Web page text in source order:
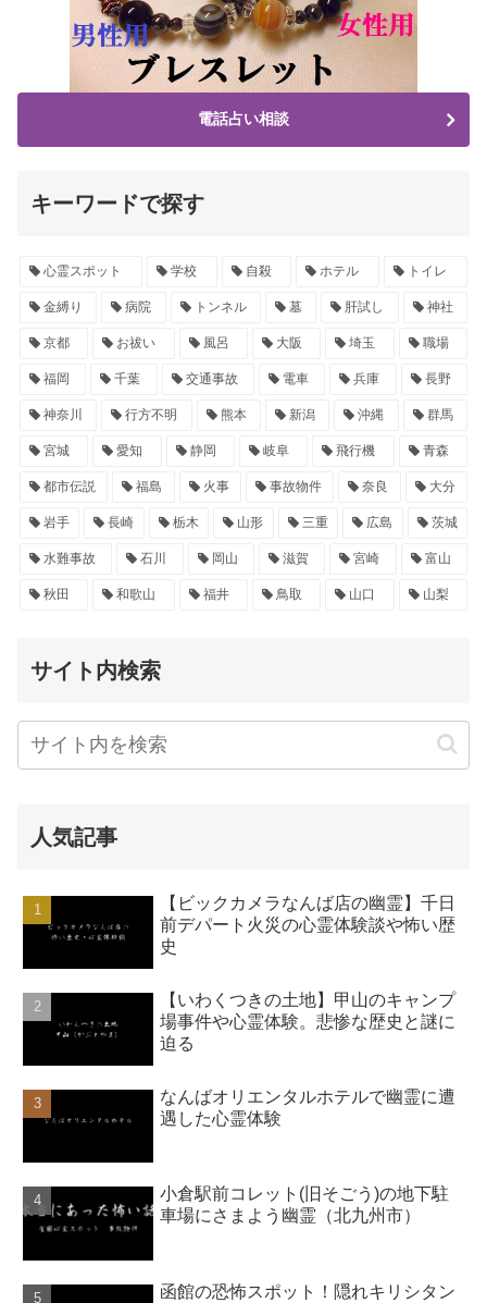
電話占い相談
キーワードで探す
心霊スポット 学校 自殺 ホテル トイレ
金縛り 病院 トンネル 墓 肝試し 神社
京都 お祓い 風呂 大阪 埼玉 職場
福岡 千葉 交通事故 電車 兵庫 長野
神奈川 行方不明 熊本 新潟 沖縄 群馬
宮城 愛知 静岡 岐阜 飛行機 青森
都市伝説 福島 火事 事故物件 奈良 大分
岩手 長崎 栃木 山形 三重 広島 茨城
水難事故 石川 岡山 滋賀 宮崎 富山
秋田 和歌山 福井 鳥取 山口 山梨
サイト内検索
人気記事
【ビックカメラなんば店の幽霊】千日
前デパート火災の心霊体験談や怖い歴
史
【いわくつきの土地】甲山のキャンプ
場事件や心霊体験。悲惨な歴史と謎に
迫る
なんばオリエンタルホテルで幽霊に遭
遇した心霊体験
小倉駅前コレット(旧そごう)の地下駐
車場にさまよう幽霊（北九州市）
函館の恐怖スポット！隠れキリシタン